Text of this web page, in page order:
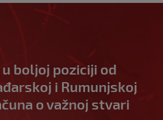
boljoj poziciji od
i Rumunjskoj
o važnoj stvari